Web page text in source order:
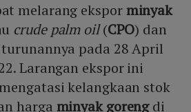
melarang eksporminyak
crude palm oil(CPO) dan
pada 28 April
Larangan ekspor ini
kelangkaan stok
harga minyak gorengdi